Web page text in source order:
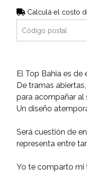
Calculá el costo
El Top Bahia es de
De tramas
para acompañar al
Un diseño
Será cuestión de
representa entre
Yo te comparto mi